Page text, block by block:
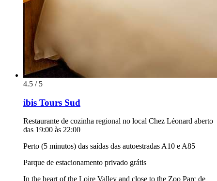
4.5 / 5
ibis Tours Sud
Restaurante de cozinha regional no local Chez Léonard aberto
das 19:00 às 22:00
Perto (5 minutos) das saídas das autoestradas A10 e A85
Parque de estacionamento privado grátis
In the heart of the Loire Valley and close to the Zoo Parc de